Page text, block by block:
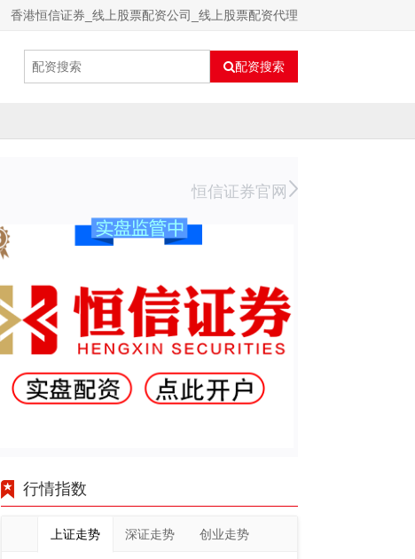
香港恒信证券_线上股票配资公司_线上股票配资代理
配资搜索
恒信证券官网
行情指数
上证走势 深证走势 创业走势